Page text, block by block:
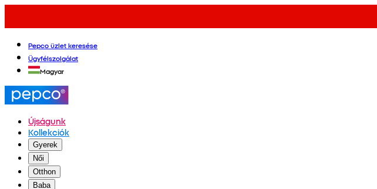
Pepco üzlet keresése
Ügyfélszolgálat
Magyar
Újságunk
Kollekciók
Gyerek
Női
Otthon
Baba